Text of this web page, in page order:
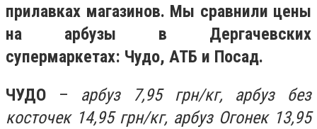
прилавках магазинов. Мы сравнили цены
на арбузы в Дергачевских
супермаркетах: Чудо, АТБ и Посад.
ЧУДО – арбуз 7,95 грн/кг, арбуз без
косточек 14,95 грн/кг, арбуз Огонек 13,95